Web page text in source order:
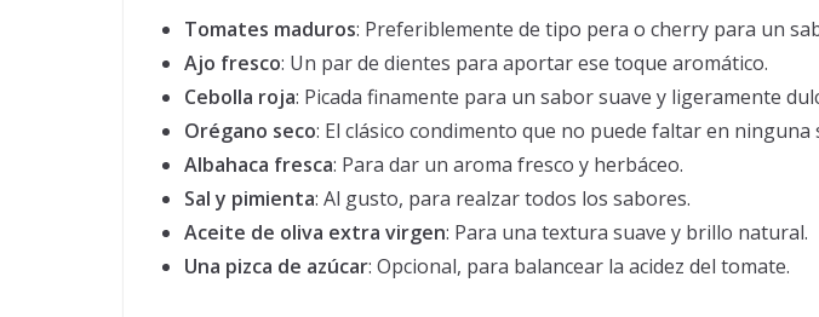
Tomates maduros: Preferiblemente de tipo pera o cherry para un
Ajo fresco: Un par de dientes para aportar ese toque aromático.
Cebolla roja: Picada finamente para un sabor suave y ligeramente
Orégano seco: El clásico condimento que no puede faltar en ninguna
Albahaca fresca: Para dar un aroma fresco y herbáceo.
Sal y pimienta: Al gusto, para realzar todos los sabores.
Aceite de oliva extra virgen: Para una textura suave y brillo natural.
Una pizca de azúcar: Opcional, para balancear la acidez del tomate.